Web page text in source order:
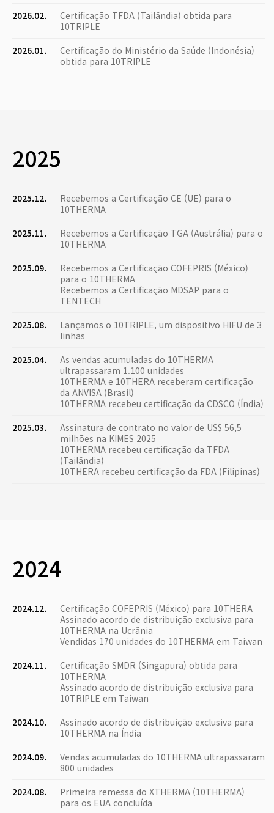
2026.02.
Certificação TFDA (Tailândia) obtida para
10TRIPLE
2026.01.
Certificação do Ministério da Saúde (Indonésia)
obtida para 10TRIPLE
2025
2025.12.
Recebemos a Certificação CE (UE) para o
10THERMA
2025.11.
Recebemos a Certificação TGA (Austrália) para o
10THERMA
2025.09.
Recebemos a Certificação COFEPRIS (México)
para o 10THERMA
Recebemos a Certificação MDSAP para o
TENTECH
2025.08.
Lançamos o 10TRIPLE, um dispositivo HIFU de 3
linhas
2025.04.
As vendas acumuladas do 10THERMA
ultrapassaram 1.100 unidades
10THERMA e 10THERA receberam certificação
da ANVISA (Brasil)
10THERMA recebeu certificação da CDSCO (Índia)
2025.03.
Assinatura de contrato no valor de US$ 56,5
milhões na KIMES 2025
10THERMA recebeu certificação da TFDA
(Tailândia)
10THERA recebeu certificação da FDA (Filipinas)
2024
2024.12.
Certificação COFEPRIS (México) para 10THERA
Assinado acordo de distribuição exclusiva para
10THERMA na Ucrânia
Vendidas 170 unidades do 10THERMA em Taiwan
2024.11.
Certificação SMDR (Singapura) obtida para
10THERMA
Assinado acordo de distribuição exclusiva para
10TRIPLE em Taiwan
2024.10.
Assinado acordo de distribuição exclusiva para
10THERMA na Índia
2024.09.
Vendas acumuladas do 10THERMA ultrapassaram
800 unidades
2024.08.
Primeira remessa do XTHERMA (10THERMA)
para os EUA concluída